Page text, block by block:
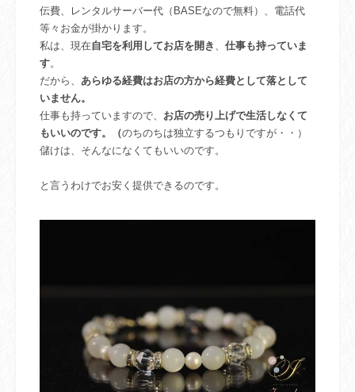
伝費、レンタルサーバー代（BASEなので無料）、電話代
等々お金が掛かります。
私は、現在自宅を利用してお店を開き 、 仕事も持っていま
す。
だから、 あらゆる経費はお店の方から経費として落として
いません。
仕事も持っていますので、 お店の売り上げで生活しなくて
もいいのです。（のちのちは独立するつもりですが・・）
儲けは、そんなになくてもいいのです。
と言うわけでお安く提供できるのです。